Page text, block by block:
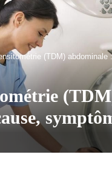
(TDM)